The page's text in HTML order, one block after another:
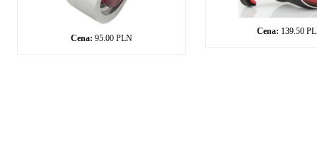
Cena: 95.00 PLN
Cena: 139.50